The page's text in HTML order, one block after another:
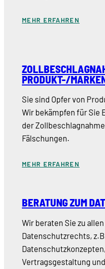
MEHR ERFAHREN
PRODUKT-/
Sie sind Opfer von
Wir bekämpfen für Sie
der
Fälschungen.
MEHR ERFAHREN
BERATUNG ZUM
Wir beraten Sie zu
Datenschutzrechts,
Vertragsgestaltung